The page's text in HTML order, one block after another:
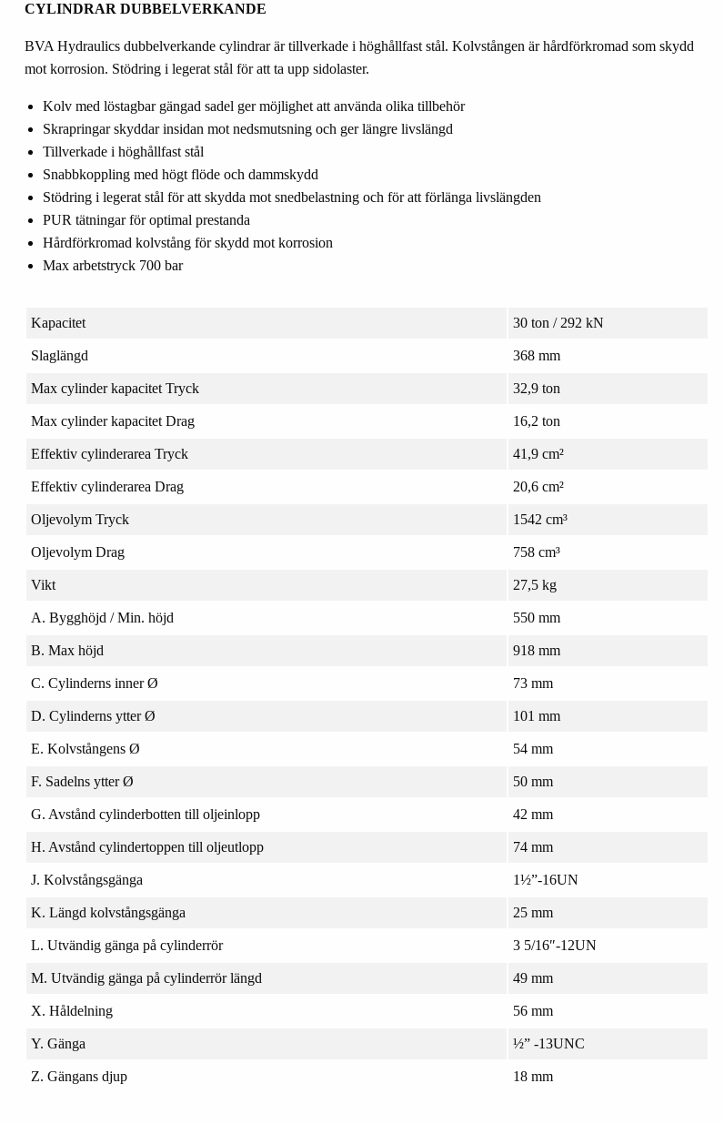
CYLINDRAR DUBBELVERKANDE
BVA Hydraulics dubbelverkande cylindrar är tillverkade i höghållfast stål. Kolvstången är hårdförkromad som skydd
mot korrosion. Stödring i legerat stål för att ta upp sidolaster.
Kolv med löstagbar gängad sadel ger möjlighet att använda olika tillbehör
Skrapringar skyddar insidan mot nedsmutsning och ger längre livslängd
Tillverkade i höghållfast stål
Snabbkoppling med högt flöde och dammskydd
Stödring i legerat stål för att skydda mot snedbelastning och för att förlänga livslängden
PUR tätningar för optimal prestanda
Hårdförkromad kolvstång för skydd mot korrosion
Max arbetstryck 700 bar
Kapacitet 30 ton / 292 kN
Slaglängd 368 mm
Max cylinder kapacitet Tryck 32,9 ton
Max cylinder kapacitet Drag 16,2 ton
Effektiv cylinderarea Tryck 41,9 cm²
Effektiv cylinderarea Drag 20,6 cm²
Oljevolym Tryck 1542 cm³
Oljevolym Drag 758 cm³
Vikt 27,5 kg
A. Bygghöjd / Min. höjd 550 mm
B. Max höjd 918 mm
C. Cylinderns inner Ø 73 mm
D. Cylinderns ytter Ø 101 mm
E. Kolvstångens Ø 54 mm
F. Sadelns ytter Ø 50 mm
G. Avstånd cylinderbotten till oljeinlopp 42 mm
H. Avstånd cylindertoppen till oljeutlopp 74 mm
J. Kolvstångsgänga 1½”-16UN
K. Längd kolvstångsgänga 25 mm
L. Utvändig gänga på cylinderrör 3 5/16″-12UN
M. Utvändig gänga på cylinderrör längd 49 mm
X. Håldelning 56 mm
Y. Gänga ½” -13UNC
Z. Gängans djup 18 mm